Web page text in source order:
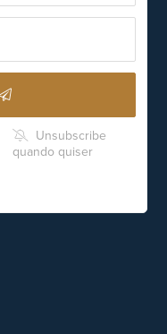
Unsubscribe
quando quiser